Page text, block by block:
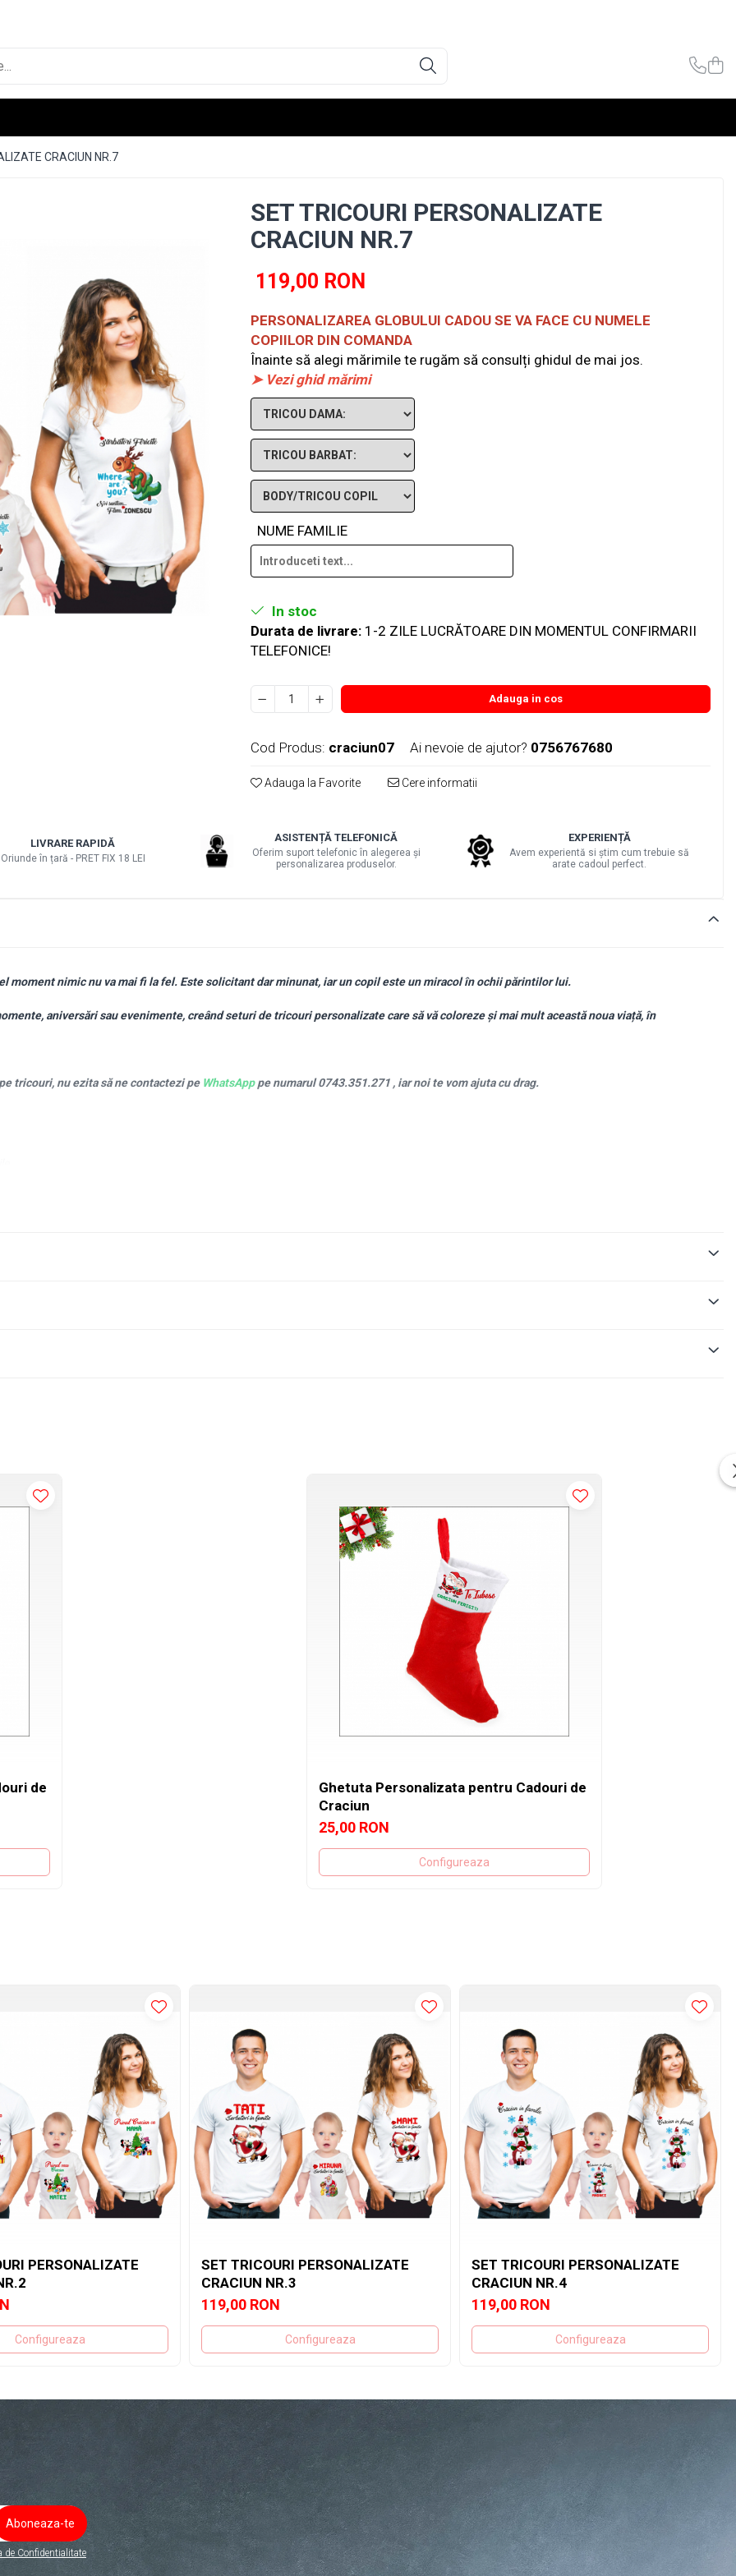
CRACIUN NR.7
SET TRICOURI PERSONALIZATE
CRACIUN NR.7
119,00 RON
PERSONALIZAREA GLOBULUI CADOU SE VA FACE CU NUMELE
COPIILOR DIN COMANDA
Înainte să alegi mărimile te rugăm să consulți ghidul de mai jos.
➤ Vezi ghid mărimi
NUME FAMILIE
In stoc
Durata de livrare:1-2 ZILE LUCRĂTOARE DIN MOMENTUL CONFIRMARII
TELEFONICE!
Adauga in cos
Cod Produs: craciun07 Ai nevoie de ajutor? 0756767680
Adauga la Favorite Cere informatii
LIVRARE RAPIDĂ
Oriunde în țară - PRET FIX 18 LEI
ASISTENȚĂ TELEFONICĂ
Oferim suport telefonic în alegerea și
personalizarea produselor.
EXPERIENȚĂ
Avem experientă si știm cum trebuie să
arate cadoul perfect.
moment nimic nu va mai fi la fel. Este solicitant dar minunat, iar un copil este un miracol în ochii părintilor lui.
aniversări sau evenimente, creând seturi de tricouri personalizate care să vă coloreze și mai mult această noua viață, în
tricouri, nu ezita să ne contactezi pe WhatsApppe numarul 0743.351.271 , iar noi te vom ajuta cu drag.
de
Ghetuta Personalizata pentru Cadouri de
Craciun
25,00 RON
Configureaza
PERSONALIZATE
Configureaza
SET TRICOURI PERSONALIZATE
CRACIUN NR.3
119,00 RON
Configureaza
SET TRICOURI PERSONALIZATE
CRACIUN NR.4
119,00 RON
Configureaza
de Confidentialitate